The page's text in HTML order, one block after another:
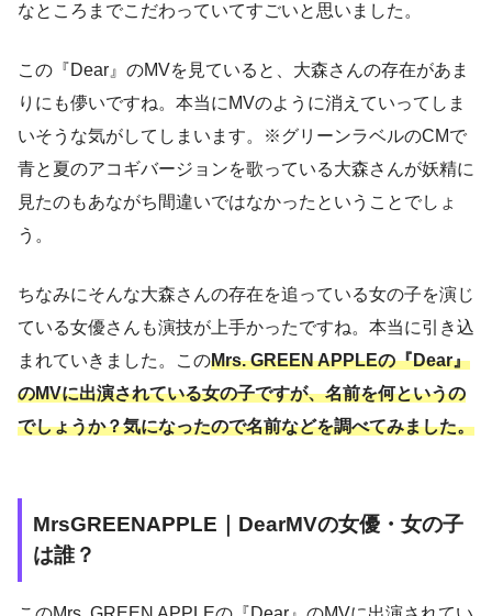
なところまでこだわっていてすごいと思いました。
この『Dear』のMVを見ていると、大森さんの存在があま
りにも儚いですね。本当にMVのように消えていってしま
いそうな気がしてしまいます。※グリーンラベルのCMで
青と夏のアコギバージョンを歌っている大森さんが妖精に
見たのもあながち間違いではなかったということでしょ
う。
ちなみにそんな大森さんの存在を追っている女の子を演じ
ている女優さんも演技が上手かったですね。本当に引き込
まれていきました。このMrs. GREEN APPLEの『Dear』
のMVに出演されている女の子ですが、名前を何というの
でしょうか？気になったので名前などを調べてみました。
MrsGREENAPPLE｜DearMVの女優・女の子
は誰？